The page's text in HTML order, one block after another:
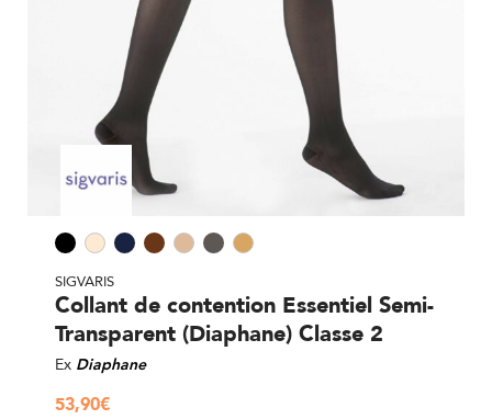
SIGVARIS
Collant de contention Essentiel Semi-
Transparent (Diaphane) Classe 2
Ex Diaphane
53,90€